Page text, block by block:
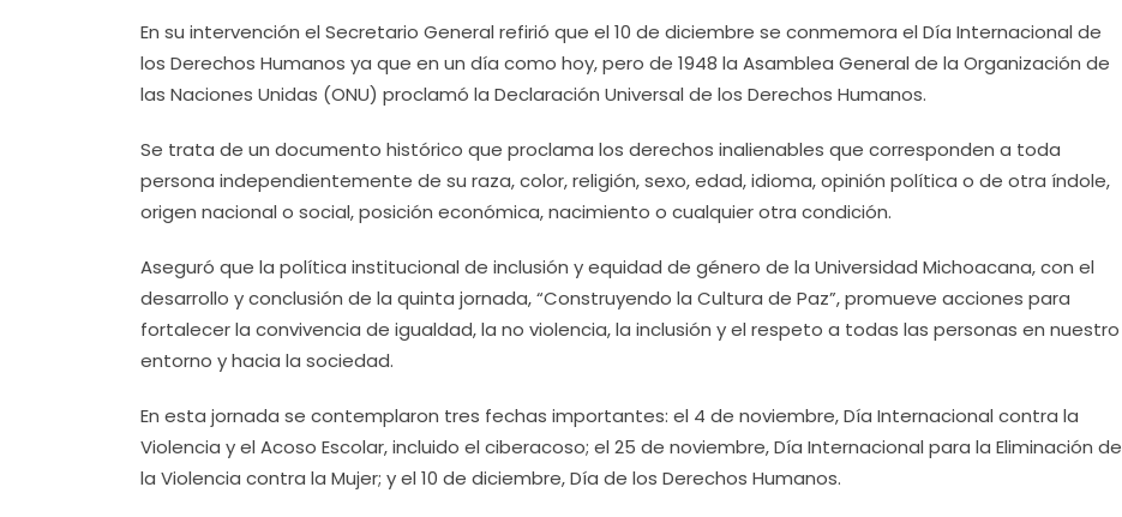
En su intervención el Secretario General refirió que el 10 de diciembre se conmemora el Día Internacional de
los Derechos Humanos ya que en un día como hoy, pero de 1948 la Asamblea General de la Organización de
las Naciones Unidas (ONU) proclamó la Declaración Universal de los Derechos Humanos.
Se trata de un documento histórico que proclama los derechos inalienables que corresponden a toda
persona independientemente de su raza, color, religión, sexo, edad, idioma, opinión política o de otra índole,
origen nacional o social, posición económica, nacimiento o cualquier otra condición.
Aseguró que la política institucional de inclusión y equidad de género de la Universidad Michoacana, con el
desarrollo y conclusión de la quinta jornada, “Construyendo la Cultura de Paz”, promueve acciones para
fortalecer la convivencia de igualdad, la no violencia, la inclusión y el respeto a todas las personas en nuestro
entorno y hacia la sociedad.
En esta jornada se contemplaron tres fechas importantes: el 4 de noviembre, Día Internacional contra la
Violencia y el Acoso Escolar, incluido el ciberacoso; el 25 de noviembre, Día Internacional para la Eliminación de
la Violencia contra la Mujer; y el 10 de diciembre, Día de los Derechos Humanos.